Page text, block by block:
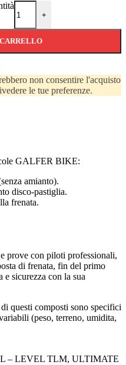
+
non consentire l'acquisto
le tue preferenze.
GALFER BIKE:
amianto).
disco-pastiglia.
frenata.
prove con piloti professionali,
di frenata, fin del primo
sicurezza con la sua
questi composti sono specifici
(peso, terreno, umidita,
– LEVEL TLM, ULTIMATE